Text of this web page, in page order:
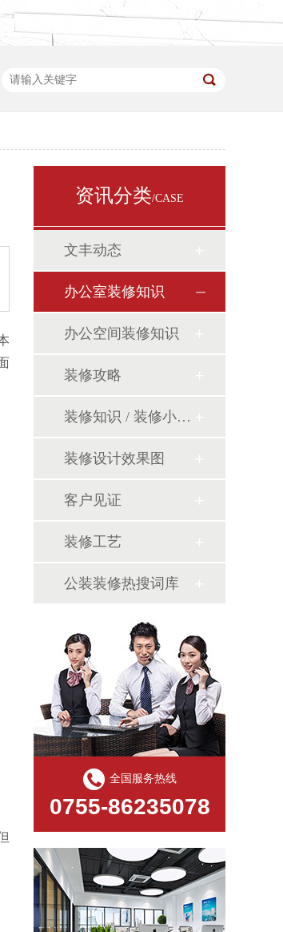
资讯分类/CASE
文丰动态
办公室装修知识
办公空间装修知识
装修攻略
装修知识 / 装修小课堂
装修设计效果图
客户见证
装修工艺
公装装修热搜词库
全国服务热线
0755-86235078